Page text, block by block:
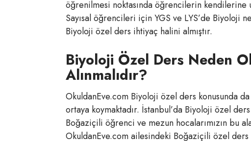
öğrenilmesi noktasında öğrencilerin
Sayısal öğrencileri için YGS ve LYS’de
Biyoloji özel ders ihtiyaç halini almıştır.
Biyoloji Özel Ders Neden
Alınmalıdır?
OkuldanEve.com Biyoloji özel ders konusunda
ortaya koymaktadır. İstanbul’da Biyoloji özel
Boğaziçili öğrenci ve mezun hocalarımızın bu
OkuldanEve.com ailesindeki Boğaziçili özel